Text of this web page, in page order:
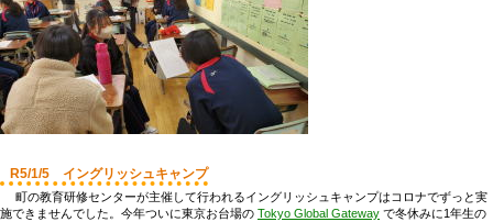
R5/1/5 イングリッシュキャンプ
町の教育研修センターが主催して行われるイングリッシュキャンプはコロナでずっと実
施できませんでした。今年ついに東京お台場の Tokyo Global Gateway で冬休みに1年生の